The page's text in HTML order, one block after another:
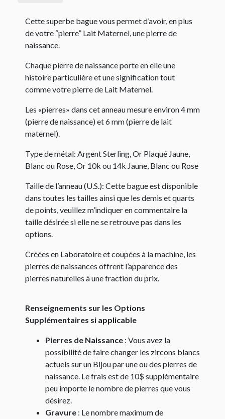
Cette superbe bague vous permet d’avoir, en plus
de votre “pierre” Lait Maternel, une pierre de
naissance.
Chaque pierre de naissance porte en elle une
histoire particulière et une signification tout
comme votre pierre de Lait Maternel.
Les «pierres» dans cet anneau mesure environ 4 mm
(pierre de naissance) et 6 mm (pierre de lait
maternel).
Type de métal: Argent Sterling, Or Plaqué Jaune,
Blanc ou Rose, Or 10k ou 14k Jaune, Blanc ou Rose
Taille de l’anneau (U.S.): Cette bague est disponible
dans toutes les tailles ainsi que les demis et quarts
de points, veuillez m’indiquer en commentaire la
taille désirée si elle ne se retrouve pas dans les
options.
Créées en Laboratoire et coupées à la machine, les
pierres de naissances offrent l’apparence des
pierres naturelles à une fraction du prix.
Renseignements sur les Options
Supplémentaires si applicable
Pierres de Naissance : Vous avez la
possibilité de faire changer les zircons blancs
actuels sur un Bijou par une ou des pierres de
naissance. Le frais est de 10$ supplémentaire
peu importe le nombre de pierres que vous
désirez.
Gravure : Le nombre maximum de